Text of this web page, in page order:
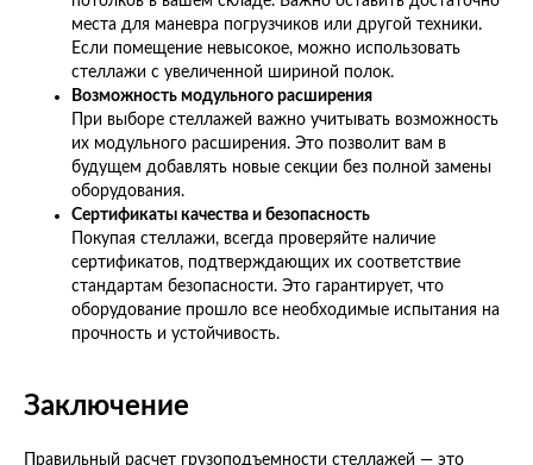
места для маневра погрузчиков или другой техники.
Если помещение невысокое, можно использовать
стеллажи с увеличенной шириной полок.
Возможность модульного расширения
При выборе стеллажей важно учитывать возможность
их модульного расширения. Это позволит вам в
будущем добавлять новые секции без полной замены
оборудования.
Сертификаты качества и безопасность
Покупая стеллажи, всегда проверяйте наличие
сертификатов, подтверждающих их соответствие
стандартам безопасности. Это гарантирует, что
оборудование прошло все необходимые испытания на
прочность и устойчивость.
Заключение
Правильный расчет грузоподъемности стеллажей — это